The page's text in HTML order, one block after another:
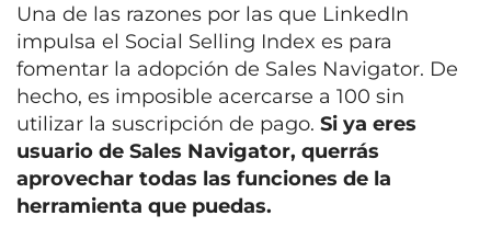
Una de las razones por las que LinkedIn
impulsa el Social Selling Index es para
fomentar la adopción de Sales Navigator. De
hecho, es imposible acercarse a 100 sin
utilizar la suscripción de pago. Si ya eres
usuario de Sales Navigator, querrás
aprovechar todas las funciones de la
herramienta que puedas.